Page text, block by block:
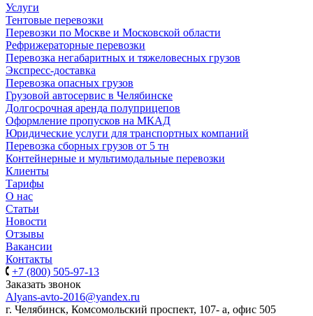
Услуги
Тентовые перевозки
Перевозки по Москве и Московской области
Рефрижераторные перевозки
Перевозка негабаритных и тяжеловесных грузов
Экспресс-доставка
Перевозка опасных грузов
Грузовой автосервис в Челябинске
Долгосрочная аренда полуприцепов
Оформление пропусков на МКАД
Юридические услуги для транспортных компаний
Перевозка сборных грузов от 5 тн
Контейнерные и мультимодальные перевозки
Клиенты
Тарифы
О нас
Статьи
Новости
Отзывы
Вакансии
Контакты
+7 (800) 505-97-13
Заказать звонок
Alyans-avto-2016@yandex.ru
г. Челябинск, Комсомольский проспект, 107- а, офис 505